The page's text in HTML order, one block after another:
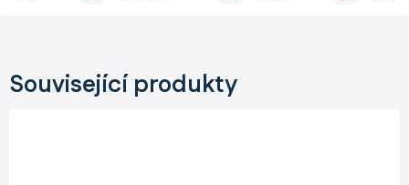
Související produkty